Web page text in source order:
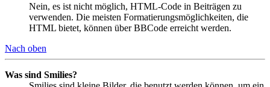
Nein, es ist nicht möglich, HTML-Code in Beiträgen zu
verwenden. Die meisten Formatierungsmöglichkeiten, die
HTML bietet, können über BBCode erreicht werden.
Nach oben
Was sind Smilies?